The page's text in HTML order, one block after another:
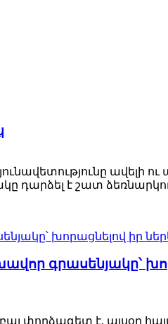
ավելի ու
դարձել է շատ
գրասենյակը՝
փորձագետ է, այսօր